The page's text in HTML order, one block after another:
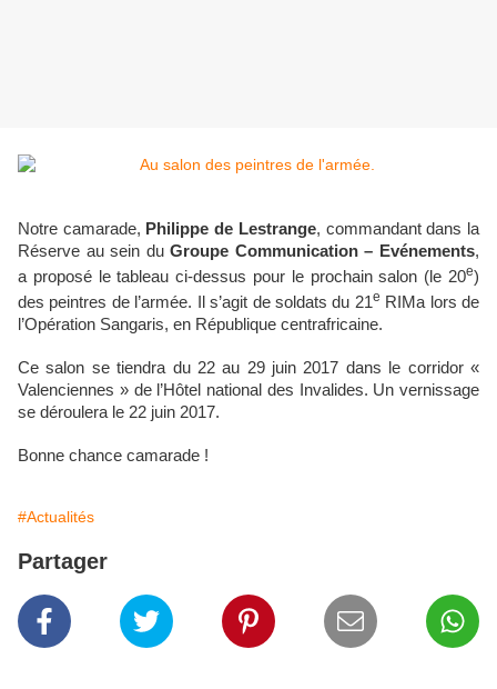
Notre camarade, Philippe de Lestrange, commandant dans la
Réserve au sein duGroupe Communication – Evénements,
a proposé le tableau ci-dessus pour le prochain salon (le 20e)
des peintres de l’armée. Il s’agit de soldats du 21e RIMa lors de
l’Opération Sangaris, en République centrafricaine.
Ce salon se tiendra du 22 au 29 juin 2017 dans le corridor «
Valenciennes » de l’Hôtel national des Invalides. Un vernissage
se déroulera le 22 juin 2017.
Bonne chance camarade !
#Actualités
Partager